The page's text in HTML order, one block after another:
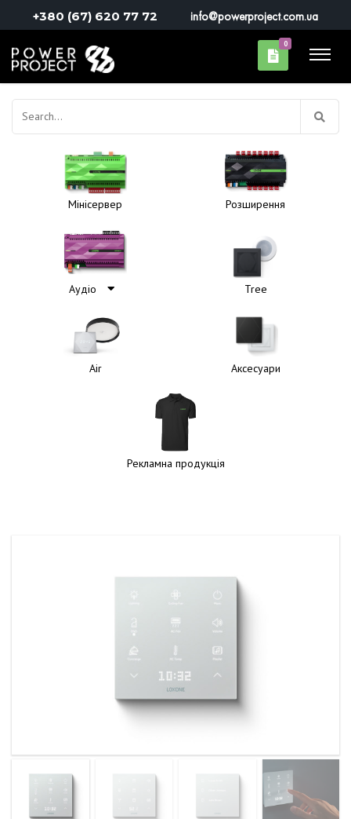
+380 (67) 620 77 72 info@powerproject.com.ua
0
Пошук:
Мінісервер Розширення
Аудіо Tree
Air Аксесуари
Рекламна продукція